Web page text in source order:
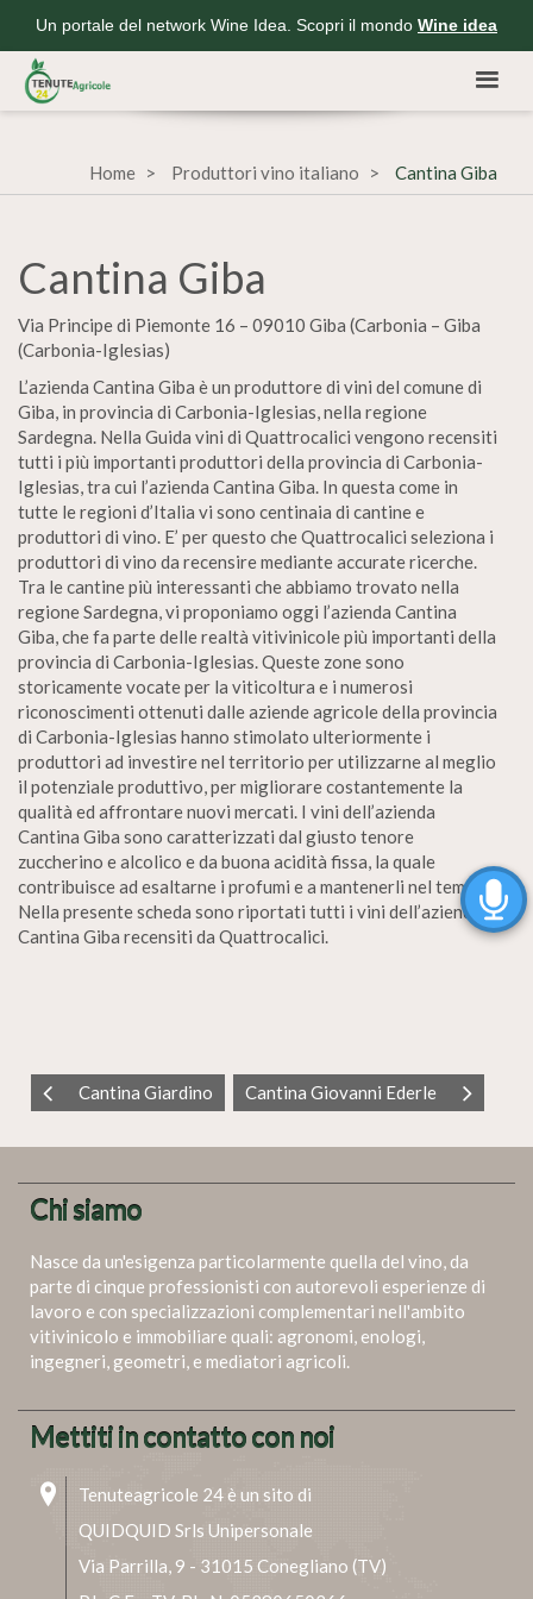
Un portale del network Wine Idea. Scopri il mondo Wine idea
Home Produttori vino italiano Cantina Giba
Cantina Giba
Via Principe di Piemonte 16 – 09010 Giba (Carbonia – Giba
(Carbonia-Iglesias)
L’azienda Cantina Giba è un produttore di vini del comune di
Giba, in provincia di Carbonia-Iglesias, nella regione
Sardegna. Nella Guida vini di Quattrocalici vengono recensiti
tutti i più importanti produttori della provincia di Carbonia-
Iglesias, tra cui l’azienda Cantina Giba. In questa come in
tutte le regioni d’Italia vi sono centinaia di cantine e
produttori di vino. E’ per questo che Quattrocalici seleziona i
produttori di vino da recensire mediante accurate ricerche.
Tra le cantine più interessanti che abbiamo trovato nella
regione Sardegna, vi proponiamo oggi l’azienda Cantina
Giba, che fa parte delle realtà vitivinicole più importanti della
provincia di Carbonia-Iglesias. Queste zone sono
storicamente vocate per la viticoltura e i numerosi
riconoscimenti ottenuti dalle aziende agricole della provincia
di Carbonia-Iglesias hanno stimolato ulteriormente i
produttori ad investire nel territorio per utilizzarne al meglio
il potenziale produttivo, per migliorare costantemente la
qualità ed affrontare nuovi mercati. I vini dell’azienda
Cantina Giba sono caratterizzati dal giusto tenore
zuccherino e alcolico e da buona acidità fissa, la quale
contribuisce ad esaltarne i profumi e a mantenerli nel tempo.
Nella presente scheda sono riportati tutti i vini dell’azienda
Cantina Giba recensiti da Quattrocalici.
Cantina Giardino Cantina Giovanni Ederle
Chi siamo
Nasce da un'esigenza particolarmente quella del vino, da
parte di cinque professionisti con autorevoli esperienze di
lavoro e con specializzazioni complementari nell'ambito
vitivinicolo e immobiliare quali: agronomi, enologi,
ingegneri, geometri, e mediatori agricoli.
Mettiti in contatto con noi
Tenuteagricole 24 è un sito di
QUIDQUID Srls Unipersonale
Via Parrilla, 9 - 31015 Conegliano (TV)